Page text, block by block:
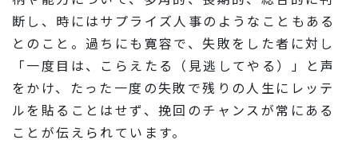
断し、時にはサプライズ人事のようなこともある
とのこと。過ちにも寛容で、失敗をした者に対し
「一度目は、こらえたる（見逃してやる）」と声
をかけ、たった一度の失敗で残りの人生にレッテ
ルを貼ることはせず、挽回のチャンスが常にある
ことが伝えられています。